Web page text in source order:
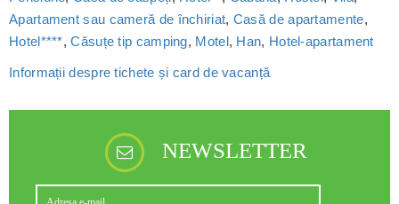
Apartament sau cameră de închiriat, Casă de apartamente,
Hotel****,Căsuțe tip camping, Motel, Han, Hotel-apartament
Informații despre tichete și card de vacanță
NEWSLETTER